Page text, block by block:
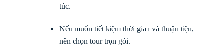
túc.
Nếu muốn tiết kiệm thời gian và thuận tiện,
nên chọn tour trọn gói.